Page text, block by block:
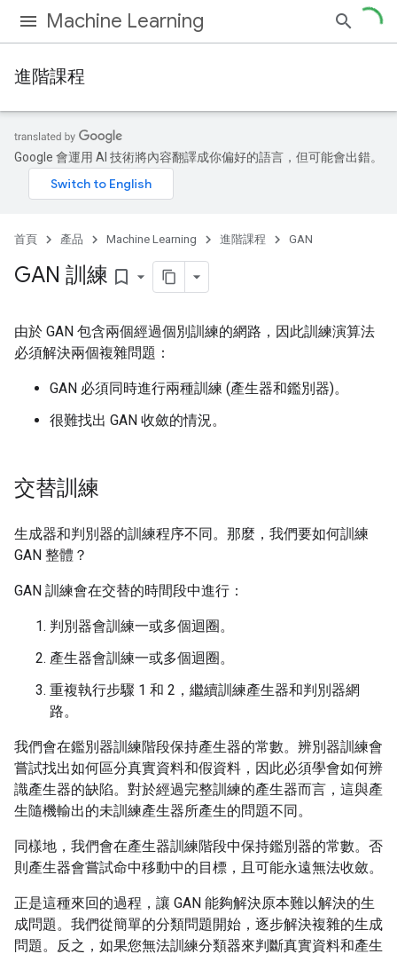
Machine Learning
進階課程
Google 會運用 AI 技術將內容翻譯成你偏好的語言，但可能會出錯。
首頁 產品 Machine Learning 進階課程 GAN
GAN 訓練 bookmark_border
由於 GAN 包含兩個經過個別訓練的網路，因此訓練演算法
必須解決兩個複雜問題：
GAN 必須同時進行兩種訓練 (產生器和鑑別器)。
很難找出 GAN 收斂的情況。
交替訓練
生成器和判別器的訓練程序不同。那麼，我們要如何訓練
GAN 整體？
GAN 訓練會在交替的時間段中進行：
判別器會訓練一或多個迴圈。
產生器會訓練一或多個迴圈。
重複執行步驟 1 和 2，繼續訓練產生器和判別器網
路。
我們會在鑑別器訓練階段保持產生器的常數。辨別器訓練會
嘗試找出如何區分真實資料和假資料，因此必須學會如何辨
識產生器的缺陷。對於經過完整訓練的產生器而言，這與產
生隨機輸出的未訓練產生器所產生的問題不同。
同樣地，我們會在產生器訓練階段中保持鑑別器的常數。否
則產生器會嘗試命中移動中的目標，且可能永遠無法收斂。
正是這種來回的過程，讓 GAN 能夠解決原本難以解決的生
成問題。我們從簡單的分類問題開始，逐步解決複雜的生成
問題。反之，如果您無法訓練分類器來判斷真實資料和產生